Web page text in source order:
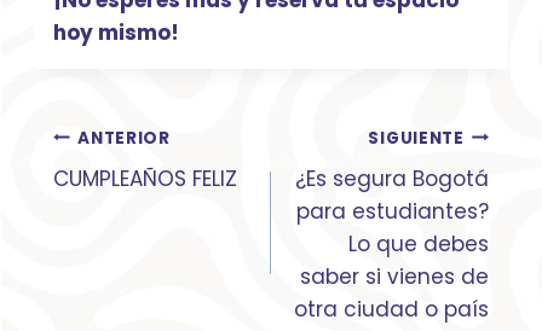
hoy mismo!
Navegación
de
ANTERIOR
CUMPLEAÑOS FELIZ
SIGUIENTE
¿Es segura Bogotá
para estudiantes?
Lo que debes
saber si vienes de
otra ciudad o país